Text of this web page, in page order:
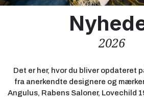
2026
Det er her, hvor du bliver opdateret
fra anerkendte designere og
Angulus, Rabens Saloner, Lovechild